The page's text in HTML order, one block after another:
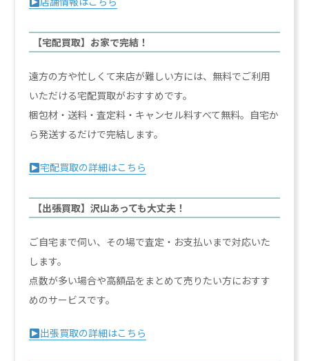
【宅配買取】お家で完結！
遠方の方や忙しくて来店が難しい方には、無料でご利用
いただける宅配買取がおすすめです。
梱包材・送料・査定料・キャンセル料すべて無料。自宅か
ら発送するだけで完結します。
宅配買取の詳細はこちら
【出張買取】沢山あっても大丈夫！
ご自宅まで伺い、その場で査定・お支払いまで対応いた
します。
点数が多い場合や高額品をまとめて売りたい方におすす
めのサービスです。
出張買取の詳細はこちら